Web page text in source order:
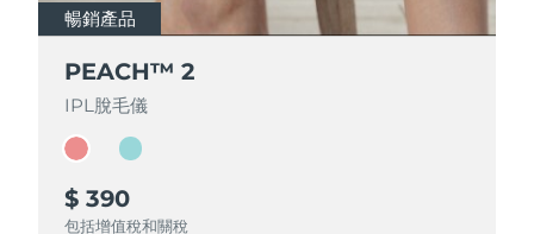
暢銷產品
PEACH™ 2
IPL脫毛儀
$ 390
包括增值稅和關稅
暢銷產品
PEACH™ 2
IPL脫毛儀
$ 390
包括增值稅和關稅